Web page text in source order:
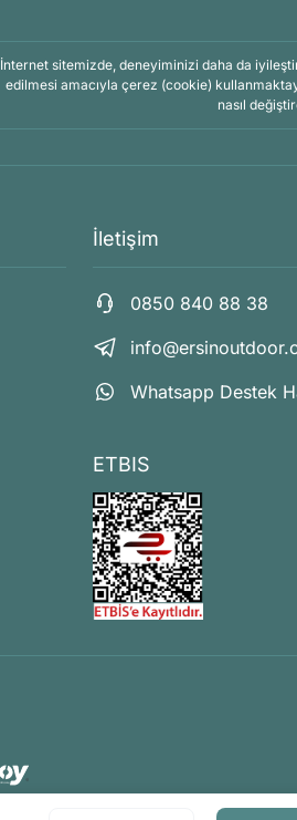
İnternet sitemizde, deneyiminizi daha da
edilmesi amacıyla çerez (cookie)
nasıl
İletişim
0850 840 88 38
Whatsapp Destek
ETBIS